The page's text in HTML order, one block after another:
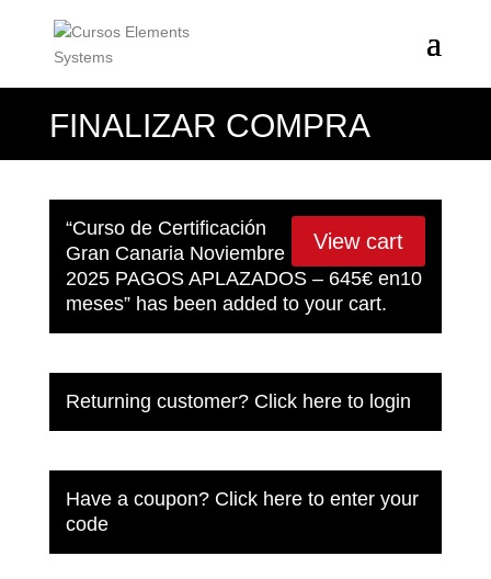
FINALIZAR COMPRA
View cart
“Curso de Certificación
Gran Canaria Noviembre
2025 PAGOS APLAZADOS – 645€ en10
meses” has been added to your cart.
Returning customer? Click here to login
Have a coupon? Click here to enter your
code